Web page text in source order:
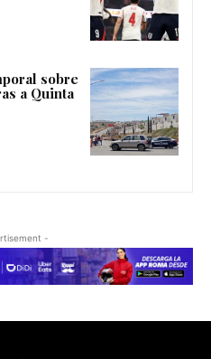
sobre
a Quinta
-